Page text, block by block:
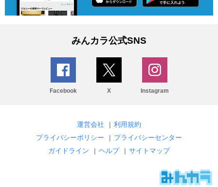
みんカラ公式SNS
Facebook X Instagram
運営会社 | 利用規約
プライバシーポリシー
| プライバシーセンター
ガイドライン
| ヘルプ | サイトマップ